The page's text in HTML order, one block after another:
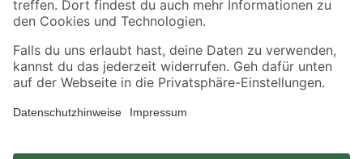
Alle Preisangaben in EUR inkl. gesetzl. MwSt.. Die dargestellten Angebote sind unter
Umständen nicht in allen Märkten verfügbar. Die angegebenen Verfügbarkeiten beziehen
sich auf den unter "Mein Markt" ausgewählten toom Baumarkt. Alle Angebote und
*Paketversand ab 59 € versandkostenfrei, gilt nicht für Artikel mit Speditionsversand, hier
fallen zusätzliche Versandkosten an.